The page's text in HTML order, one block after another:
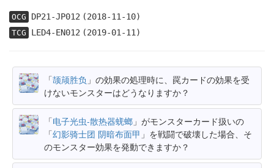
OCG DP21-JP012(2018-11-10)
TCG LED4-EN012(2019-01-11)
「颉颃胜负 」の効果の処理時に、罠カードの効果を受
けないモンスターはどうなりますか？
「电子光虫-散热器蜣螂 」がモンスターカード扱いの
「幻影骑士团 阴暗布面甲 」を戦闘で破壊した場合、そ
のモンスター効果を発動できますか？